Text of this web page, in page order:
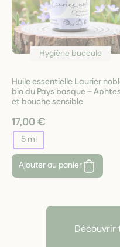
Hygiène buccale
Huile essentielle Laurier
bio du Pays basque – Aphtes
et bouche sensible
17,00 €
5 ml
Ajouter au panier
Découvrir